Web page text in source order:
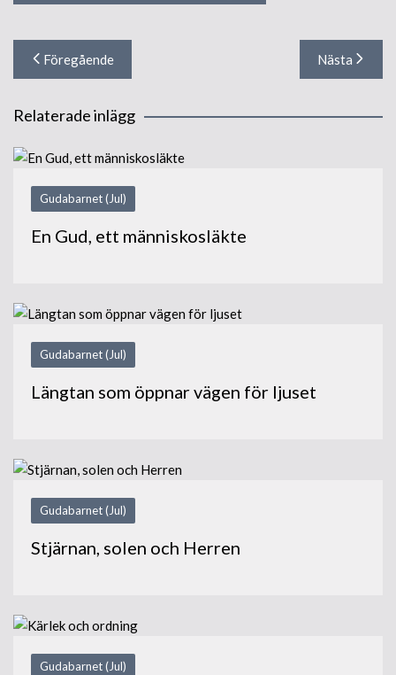
Inläggsnavigering
Föregående Nästa
Relaterade inlägg
Gudabarnet (Jul)
En Gud, ett människosläkte
Gudabarnet (Jul)
Längtan som öppnar vägen för ljuset
Gudabarnet (Jul)
Stjärnan, solen och Herren
Gudabarnet (Jul)